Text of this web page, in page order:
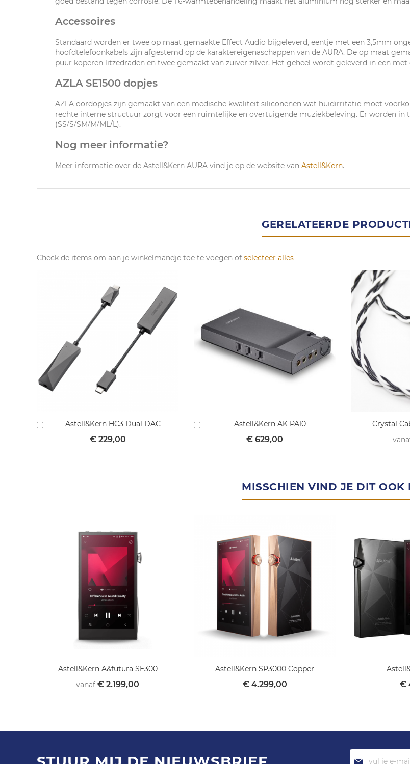
Accessoires
Standaard worden er twee op maat gemaakte Effect Audio bijgeleverd, eentje met een 3,5mm
hoofdtelefoonkabels zijn afgestemd op de karaktereigenaschappen van de AURA. De op maat
puur koperen litzedraden en twee gemaakt van zuiver zilver. Het geheel wordt geleverd in een
AZLA SE1500 dopjes
AZLA oordopjes zijn gemaakt van een medische kwaliteit siliconenen wat huidirritatie moet
rechte interne structuur zorgt voor een ruimtelijke en overtuigende muziekbeleving. Er worden in
(SS/S/SM/M/ML/L).
Nog meer informatie?
Meer informatie over de Astell&Kern AURA vind je op de website van Astell&Kern.
GERELATEERDE
Check de items om aan je winkelmandje toe te voegen of selecteer alles
Astell&Kern HC3 Dual DAC
€ 229,00
winkelmandje
Astell&Kern AK PA10
€ 629,00
winkelmandje
Crystal
MISSCHIEN VIND JE DIT OOK
Astell&Kern A&futura SE300
vanaf € 2.199,00
Astell&Kern SP3000 Copper
€ 4.299,00 €
Abonneer